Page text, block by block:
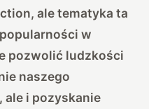
ale tematyka ta
w
pozwolić ludzkości
naszego
ale i pozyskanie